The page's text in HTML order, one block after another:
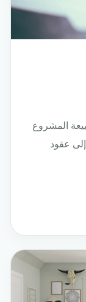
المشروع
عقود